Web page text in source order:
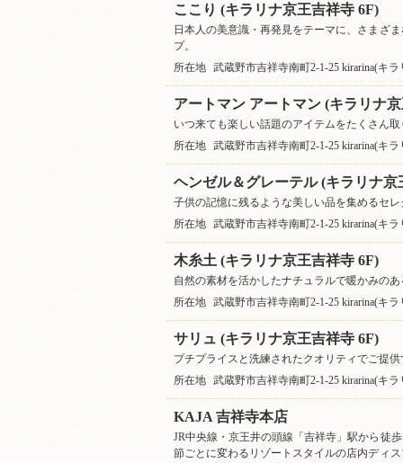
ここり (キラリナ京王吉祥寺 6F)
日本人の美意識・再発見をテーマに、さまざ
プ。
所在地
武蔵野市吉祥寺南町2-1-25 kirarina(キ
アートマン アートマン (キラリナ
いつ来ても楽しい話題のアイテムをたくさん
所在地
武蔵野市吉祥寺南町2-1-25 kirarina(キ
ヘンゼル＆グレーテル (キラリナ京
子供の記憶に残るような美しい品を集めるセ
所在地
武蔵野市吉祥寺南町2-1-25 kirarina(キ
木糸土 (キラリナ京王吉祥寺 6F)
自然の素材を活かしたナチュラルで暖かみの
所在地
武蔵野市吉祥寺南町2-1-25 kirarina(キ
サリュ (キラリナ京王吉祥寺 6F)
プチプライスと洗練されたクオリティでご提
所在地
武蔵野市吉祥寺南町2-1-25 kirarina(キ
KAJA 吉祥寺本店
JR中央線・京王井の頭線「吉祥寺」駅から徒
節ごとに変わるリゾートスタイルの店内ディ